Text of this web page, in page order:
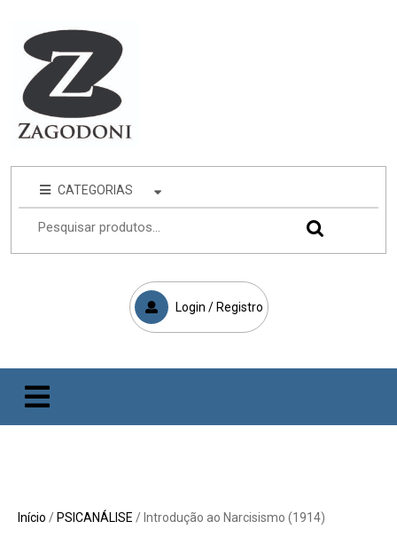
CATEGORIAS
Login / Registro
Início / PSICANÁLISE / Introdução ao Narcisismo (1914)